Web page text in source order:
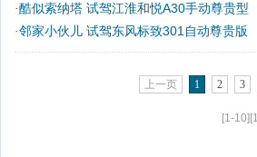
·酷似索纳塔 试驾江淮和悦A30手动尊贵型
·邻家小伙儿 试驾东风标致301自动尊贵版
上一页 1 2 3
[1-10]